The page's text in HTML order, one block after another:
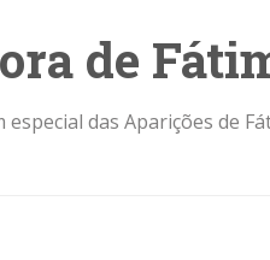
de
das Aparições de